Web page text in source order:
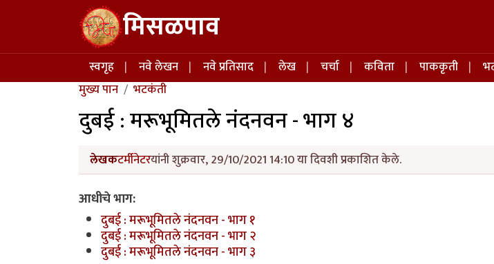
Skip to main content मिसळपाव
Main navigation
स्वगृह नवे लेखन नवे प्रतिसाद लेख चर्चा कविता पाककृती
मुख्य पान
भटकंती
दुबई : मरूभूमितले नंदनवन - भाग ४
लेखकटर्मीनेटरयांनी शुक्रवार, 29/10/2021 14:10 या दिवशी प्रकाशित केले.
आधीचे भाग:
दुबई : मरूभूमितले नंदनवन - भाग १
दुबई : मरूभूमितले नंदनवन - भाग २
दुबई : मरूभूमितले नंदनवन - भाग ३